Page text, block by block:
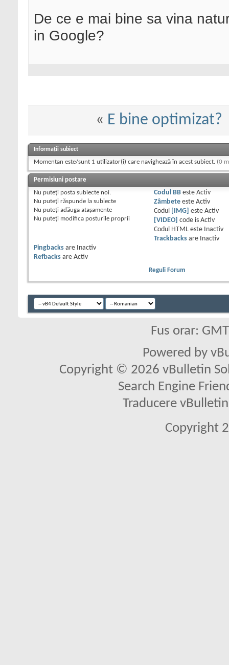
De ce e mai bine sa vina
in Google?
« E bine optimizat?
Informații subiect
Momentan este/sunt 1 utilizator(i) care navighează în acest subiect. (0
Permisiuni postare
Nu puteţi posta subiecte noi.
Nu puteţi răspunde la subiecte
Nu puteţi adăuga ataşamente
Nu puteţi modifica posturile proprii
Codul BBeste Activ
Zâmbeteeste Activ
Codul
[IMG] este Activ
[VIDEO]
code is Activ
Codul HTML este
Inactiv
Trackbacksare
Inactiv
Pingbacks are
Inactiv
Refbacks are Activ
Reguli Forum
Fus orar:
Powered by
Copyright © 2026 vBulletin
Search Engine
Traducere
Copyright